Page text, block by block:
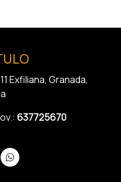
Exfiliana, Granada,
637725670